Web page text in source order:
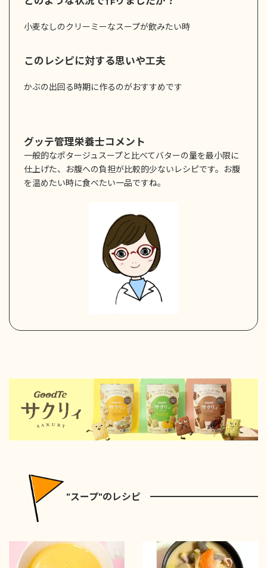
小麦なしのクリーミーなスープが飲みたい時
このレシピに対する思いや工夫
かぶの出回る時期に作るのがおすすめです
グッテ管理栄養士コメント
一般的なポタージュスープと比べてバターの量を最小限に
仕上げた、お腹への負担が比較的少ないレシピです。お腹
を温めたい時に食べたい一品ですね。
"スープ"のレシピ